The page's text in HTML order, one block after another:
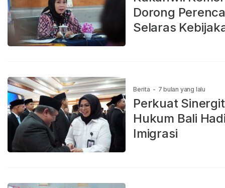
Dorong
Selaras
Berita - 7 bulan yang lalu
Perkuat
Hukum Bali
Imigrasi